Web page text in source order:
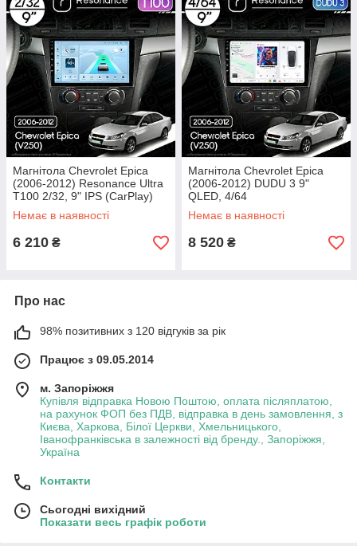
Магнітола Chevrolet Epica
(2006-2012) Resonance Ultra
T100 2/32, 9" IPS (CarPlay)
Немає в наявності
6 210 ₴
Магнітола Chevrolet Epica
(2006-2012) DUDU 3 9"
QLED, 4/64
Немає в наявності
8 520 ₴
Про нас
98% позитивних з 120 відгуків за рік
Працює з 09.05.2014
м. Запоріжжя
Купівля відправка Новою Поштою, оплата післяплатою,
на рахунок ФОП без ПДВ, відправка в день замовлення, з
Києва, Харкова, Білої Церкви, Хмельницького,
Іванофранківська в залежності від бренду., Запоріжжя,
Україна
Контакти
Сьогодні вихідний
Показати весь графік роботи